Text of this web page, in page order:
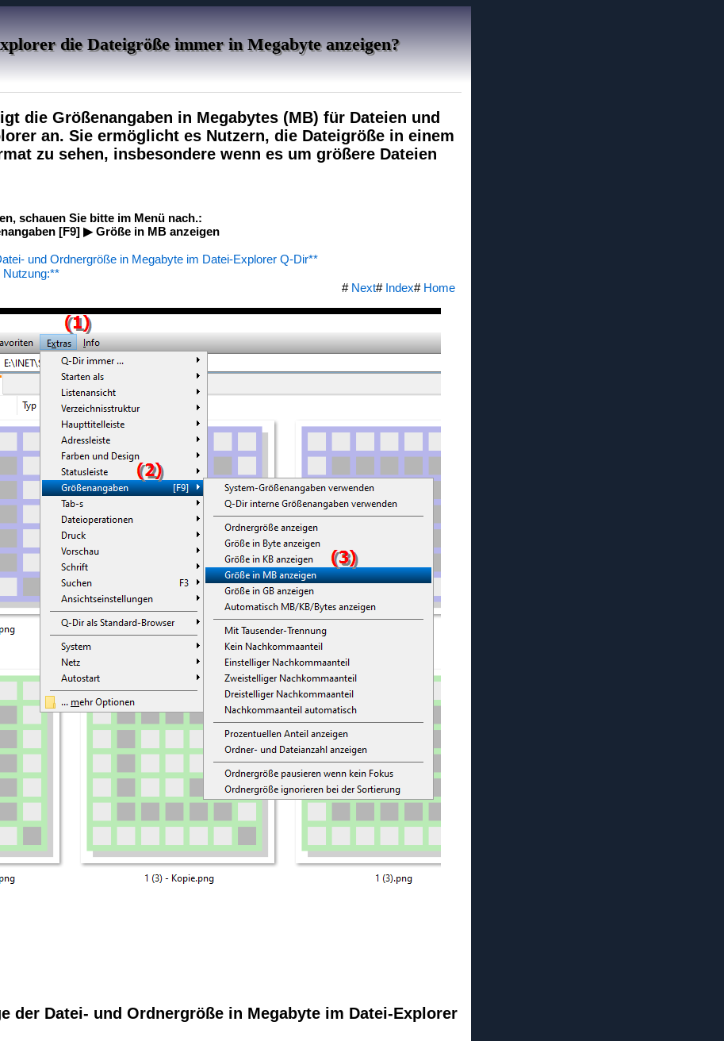
die Dateigröße immer in Megabyte anzeigen?
die Größenangaben in Megabytes (MB) für Dateien und
an. Sie ermöglicht es Nutzern, die Dateigröße in einem
zu sehen, insbesondere wenn es um größere Dateien
schauen Sie bitte im Menü nach.:
[F9] ▶ Größe in MB anzeigen
und Ordnergröße in Megabyte im Datei-Explorer Q-Dir**
Nutzung:**
# Next# Index# Home
der Datei- und Ordnergröße in Megabyte im Datei-Explorer